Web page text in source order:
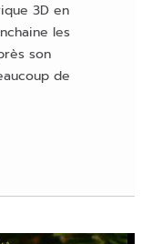
3D en
les
son
de